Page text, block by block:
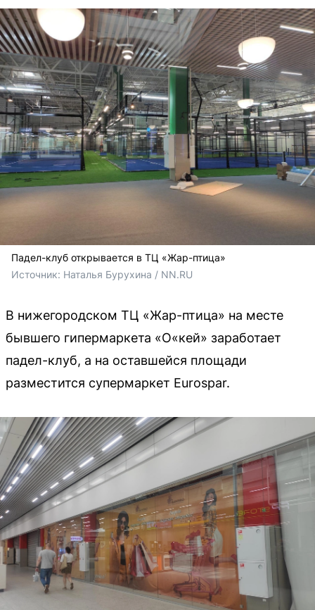
Падел-клуб открывается в ТЦ «Жар-птица»
Источник: Наталья Бурухина / NN.RU
В нижегородском ТЦ «Жар-птица» на месте
бывшего гипермаркета «О«кей» заработает
падел-клуб, а на оставшейся площади
разместится супермаркет Eurospar.